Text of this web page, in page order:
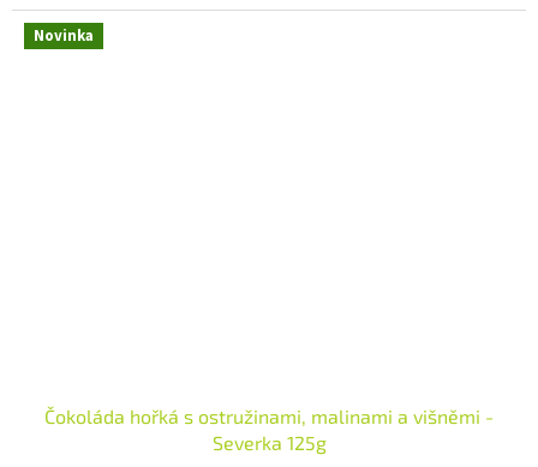
Novinka
Čokoláda hořká s ostružinami, malinami a višněmi -
Severka 125g